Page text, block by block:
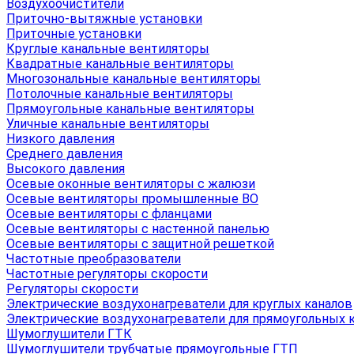
Воздухоочистители
Приточно-вытяжные установки
Приточные установки
Круглые канальные вентиляторы
Квадратные канальные вентиляторы
Многозональные канальные вентиляторы
Потолочные канальные вентиляторы
Прямоугольные канальные вентиляторы
Уличные канальные вентиляторы
Низкого давления
Среднего давления
Высокого давления
Осевые оконные вентиляторы с жалюзи
Осевые вентиляторы промышленные ВО
Осевые вентиляторы с фланцами
Осевые вентиляторы с настенной панелью
Осевые вентиляторы с защитной решеткой
Частотные преобразователи
Частотные регуляторы скорости
Регуляторы скорости
Электрические воздухонагреватели для круглых каналов
Электрические воздухонагреватели для прямоугольных
Шумоглушители ГТК
Шумоглушители трубчатые прямоугольные ГТП